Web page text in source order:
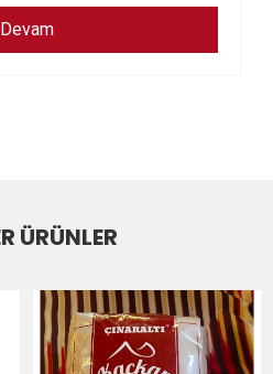
Devam
ÜRÜNLER